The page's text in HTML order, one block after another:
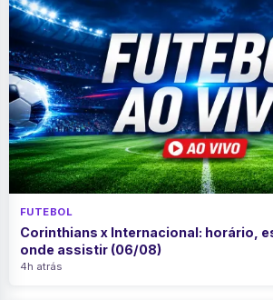
FUTEBOL
Corinthians x Internacional: horário,
onde assistir (06/08)
4h atrás